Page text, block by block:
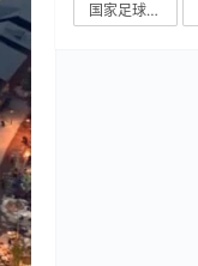
国家足球队队徽